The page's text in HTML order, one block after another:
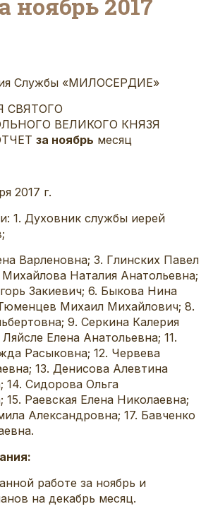
Службы «МИЛОСЕРДИЕ»
СВЯТОГО
ВЕЛИКОГО КНЯЗЯ
за ноябрь месяц
2017 г.
1. Духовник службы иерей
Варленовна; 3. Глинских Павел
Наталия Анатольевна;
Закиевич; 6. Быкова Нина
Михаил Михайлович; 8.
9. Серкина Калерия
Елена Анатольевна; 11.
Расыковна; 12. Червева
13. Денисова Алевтина
14. Сидорова Ольга
15. Раевская Елена Николаевна;
Александровна; 17. Бавченко
работе за ноябрь и
на декабрь месяц.